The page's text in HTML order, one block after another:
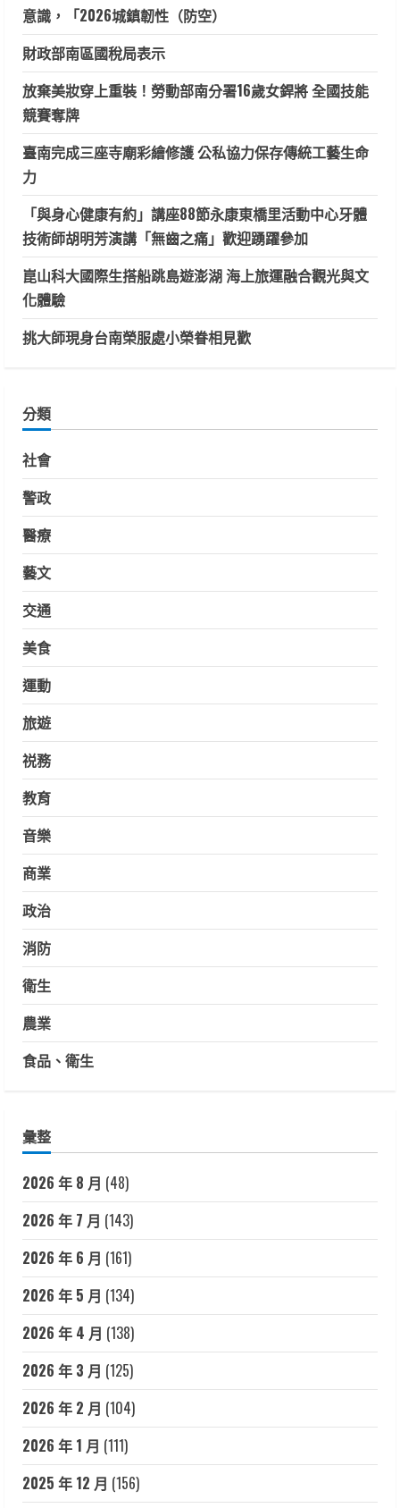
意識，「2026城鎮韌性（防空）
財政部南區國稅局表示
放棄美妝穿上重裝！勞動部南分署16歲女銲將 全國技能
競賽奪牌
臺南完成三座寺廟彩繪修護 公私協力保存傳統工藝生命
力
「與身心健康有約」講座88節永康東橋里活動中心牙體
技術師胡明芳演講「無齒之痛」歡迎踴躍參加
崑山科大國際生搭船跳島遊澎湖 海上旅運融合觀光與文
化體驗
挑大師現身台南榮服處小榮眷相見歡
分類
社會
警政
醫療
藝文
交通
美食
運動
旅遊
祱務
教育
音樂
商業
政治
消防
衛生
農業
食品、衛生
彙整
2026 年 8 月 (48)
2026 年 7 月 (143)
2026 年 6 月 (161)
2026 年 5 月 (134)
2026 年 4 月 (138)
2026 年 3 月 (125)
2026 年 2 月 (104)
2026 年 1 月 (111)
2025 年 12 月 (156)